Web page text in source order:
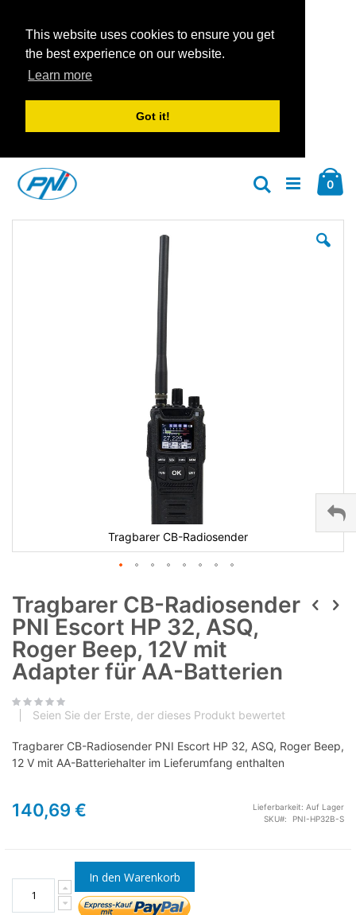
This website uses cookies to ensure you get
the best experience on our website.
Learn more
Got it!
Inhalt
springen
0
Suche
Tragbarer CB-Radiosender
Tragbarer CB-Radiosender
PNI Escort HP 32, ASQ,
Roger Beep, 12V mit
Adapter für AA-Batterien
Seien Sie der Erste, der dieses Produkt bewertet
Tragbarer CB-Radiosender PNI Escort HP 32, ASQ, Roger Beep,
12 V mit AA-Batteriehalter im Lieferumfang enthalten
140,69 € Lieferbarkeit: Auf Lager
SKU
PNI-HP32B-S
In den Warenkorb